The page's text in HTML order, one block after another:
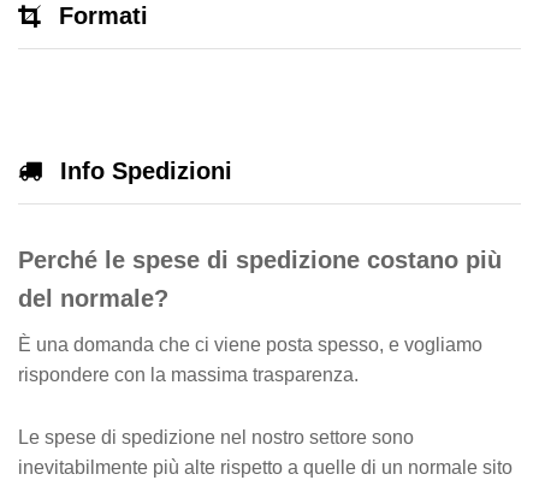
Formati
Info Spedizioni
Perché le spese di spedizione costano più
del normale?
È una domanda che ci viene posta spesso, e vogliamo
rispondere con la massima trasparenza.
Le spese di spedizione nel nostro settore sono
inevitabilmente più alte rispetto a quelle di un normale sito